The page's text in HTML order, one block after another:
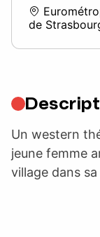
de
Un western
jeune femme
village dans